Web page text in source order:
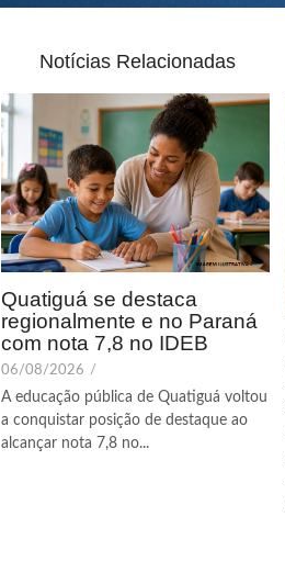
Notícias Relacionadas
Quatiguá se destaca
regionalmente e no Paraná
com nota 7,8 no IDEB
06/08/2026 /
A educação pública de Quatiguá voltou
a conquistar posição de destaque ao
alcançar nota 7,8 no...